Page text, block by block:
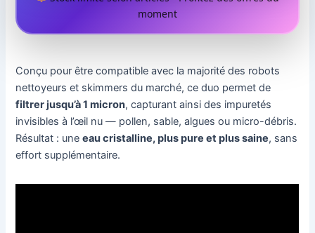
moment
Conçu pour être compatible avec la majorité des robots
nettoyeurs et skimmers du marché, ce duo permet de
filtrer jusqu’à 1 micron, capturant ainsi des impuretés
invisibles à l’œil nu — pollen, sable, algues ou micro-débris.
Résultat : uneeau cristalline, plus pure et plus saine, sans
effort supplémentaire.